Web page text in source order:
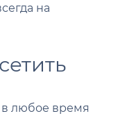
на
любое время